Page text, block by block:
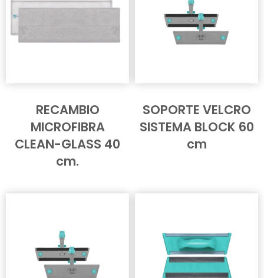
RECAMBIO
MICROFIBRA
CLEAN-GLASS 40
cm.
SOPORTE VELCRO
SISTEMA BLOCK 60
cm